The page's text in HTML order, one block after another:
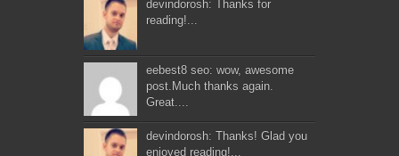
devindorosh: Thanks for
reading!...
eebest8 seo: wow, awesome
post.Much thanks again.
Great....
devindorosh: Thanks! Glad you
enjoyed reading!...